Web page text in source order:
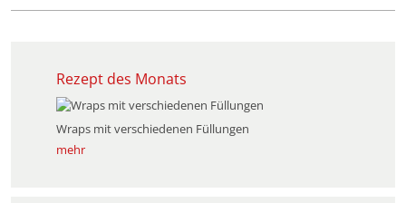
Rezept des Monats
Wraps mit verschiedenen Füllungen
mehr